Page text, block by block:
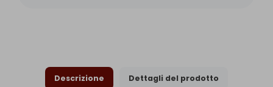
Descrizione Dettagli del prodotto